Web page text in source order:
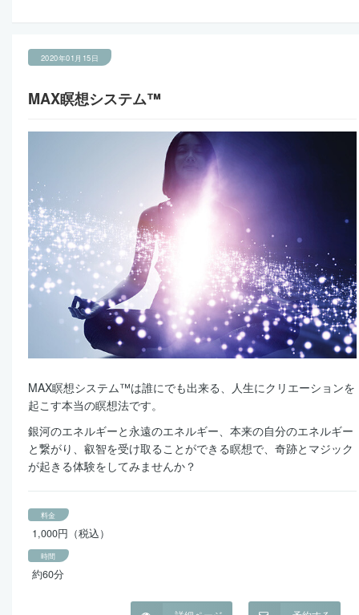
2020年01月15日
MAX瞑想システム™
MAX瞑想システム™は誰にでも出来る、人生にクリエーションを
起こす本当の瞑想法です。
銀河のエネルギーと永遠のエネルギー、本来の自分のエネルギー
と繋がり、叡智を受け取ることができる瞑想で、奇跡とマジック
が起きる体験をしてみませんか？
料金
1,000円（税込）
時間
約60分